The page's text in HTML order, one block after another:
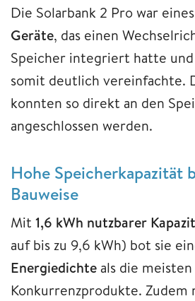
Die Solarbank 2 Pro war
Geräte, das einen
Speicher integriert hatte
somit deutlich vereinfachte.
konnten so direkt an den
angeschlossen werden.
Hohe Speicherkapazität
Bauweise
Mit 1,6 kWh nutzbarer
auf bis zu 9,6 kWh) bot sie
Energiedichte als die meisten
Konkurrenzprodukte. Zudem